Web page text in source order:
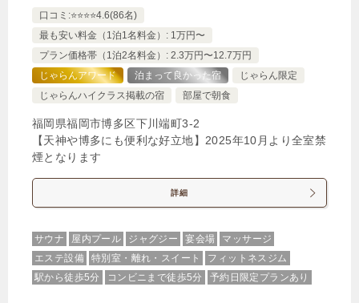
口コミ:⭐️⭐️⭐️⭐️4.6(86名)
最も安い料金（1泊1名料金）: 1万円〜
プラン価格帯（1泊2名料金）: 2.3万円〜12.7万円
じゃらんアワード
泊まって良かった宿
じゃらん限定
じゃらんハイクラス掲載の宿
部屋で朝食
福岡県福岡市博多区下川端町3-2
【天神や博多にも便利な好立地】2025年10月より全室禁
煙となります
詳細
サウナ 屋内プール ジャグジー 宴会場
マッサージ
エステ設備
特別室・離れ・スイート
フィットネスジム
駅から徒歩5分
コンビニまで徒歩5分 予約日限定プランあり